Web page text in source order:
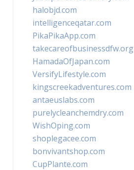
halobjd.com
intelligenceqatar.com
PikaPikaApp.com
takecareofbusinessdfw.org
HamadaOfJapan.com
VersifyLifestyle.com
kingscreekadventures.com
antaeuslabs.com
purelycleanchemdry.com
WishOping.com
shoplegacee.com
bonvivantshop.com
CupPlante.com